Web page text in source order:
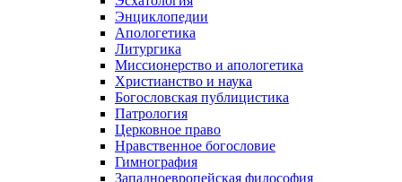
Энциклопедии
Апологетика
Литургика
Миссионерство и апологетика
Христианство и наука
Богословская публицистика
Патрология
Церковное право
Нравственное богословие
Гимнография
Западноевропейская философия